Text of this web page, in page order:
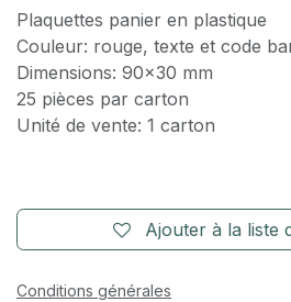
Plaquettes panier en plastique
Couleur: rouge, texte et code
Dimensions: 90x30 mm
25 pièces par carton
Unité de vente: 1 carton
Ajouter à la liste
Conditions générales